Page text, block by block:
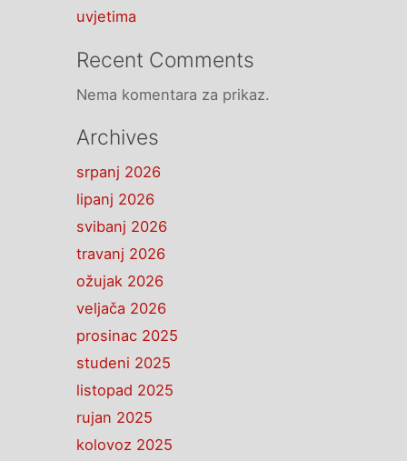
uvjetima
Recent Comments
Nema komentara za prikaz.
Archives
srpanj 2026
lipanj 2026
svibanj 2026
travanj 2026
ožujak 2026
veljača 2026
prosinac 2025
studeni 2025
listopad 2025
rujan 2025
kolovoz 2025